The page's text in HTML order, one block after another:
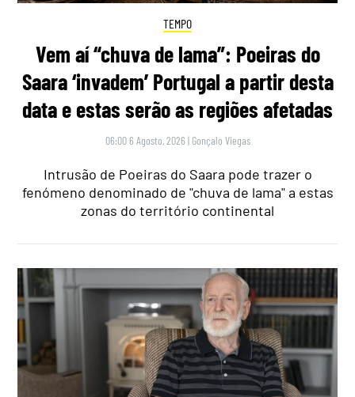
TEMPO
Vem aí “chuva de lama”: Poeiras do
Saara ‘invadem’ Portugal a partir desta
data e estas serão as regiões afetadas
06:00 6 Agosto, 2026 | Gonçalo Viegas
Intrusão de Poeiras do Saara pode trazer o
fenómeno denominado de "chuva de lama" a estas
zonas do território continental